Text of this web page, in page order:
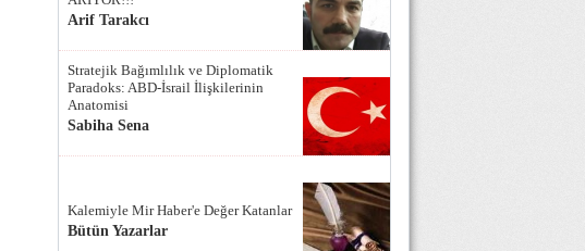
Arif Tarakcı
Stratejik Bağımlılık ve Diplomatik
Paradoks: ABD-İsrail İlişkilerinin
Anatomisi
Sabiha Sena
Kalemiyle Mir Haber'e Değer Katanlar
Bütün Yazarlar